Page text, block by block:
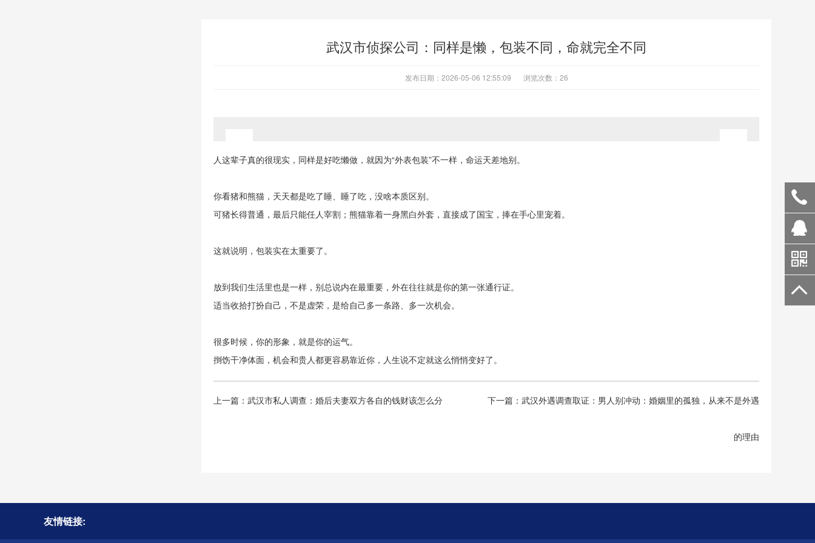
武汉市侦探公司：同样是懒，包装不同，命就完全不同
发布日期：2026-05-06 12:55:09 浏览次数：26
人这辈子真的很现实，同样是好吃懒做，就因为“外表包装”不一样，命运天差地别。
你看猪和熊猫，天天都是吃了睡、睡了吃，没啥本质区别。
可猪长得普通，最后只能任人宰割；熊猫靠着一身黑白外套，直接成了国宝，捧在手心里宠着。
这就说明，包装实在太重要了。
放到我们生活里也是一样，别总说内在最重要，外在往往就是你的第一张通行证。
适当收拾打扮自己，不是虚荣，是给自己多一条路、多一次机会。
很多时候，你的形象，就是你的运气。
捯饬干净体面，机会和贵人都更容易靠近你，人生说不定就这么悄悄变好了。
上一篇： 武汉市私人调查：婚后夫妻双方各自的钱财该怎么分 下一篇： 武汉外遇调查取证：男人别冲动：婚姻里的孤独，从来不是外遇
的理由
友情链接: